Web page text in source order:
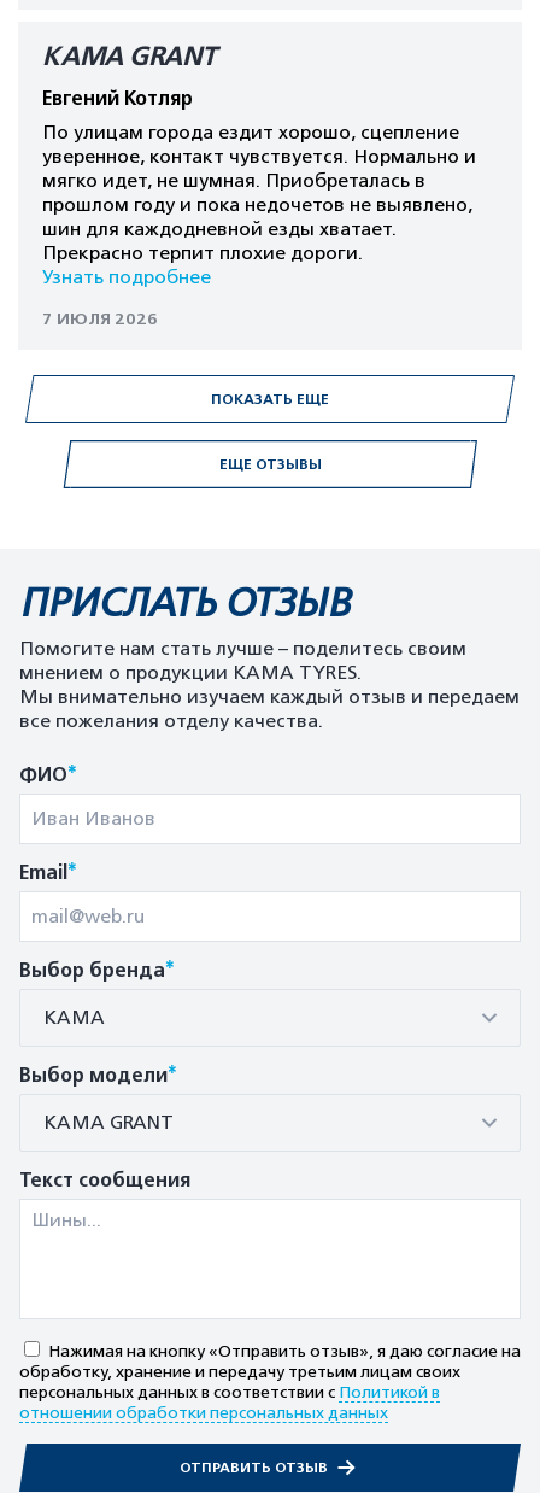
ЕЩЕ ОТЗЫВЫ
КАМА GRANT
Евгений Котляр
По улицам города ездит хорошо, сцепление
уверенное, контакт чувствуется. Нормально и
мягко идет, не шумная. Приобреталась в
прошлом году и пока недочетов не выявлено,
шин для каждодневной езды хватает.
Прекрасно терпит плохие дороги.
Узнать подробнее
7 ИЮЛЯ 2026
ПОКАЗАТЬ ЕЩЕ
ПРИСЛАТЬ ОТЗЫВ
Помогите нам стать лучше – поделитесь своим
мнением о продукции KAMA TYRES.
Мы внимательно изучаем каждый отзыв и передаем
все пожелания отделу качества.
ФИО*
Email*
Выбор бренда*
КАМА
Выбор модели*
КАМА GRANT
Текст сообщения
Нажимая на кнопку «Отправить отзыв», я даю согласие на
обработку, хранение и передачу третьим лицам своих
персональных данных в соответствии с Политикой в
отношении обработки персональных данных
ОТПРАВИТЬ ОТЗЫВ